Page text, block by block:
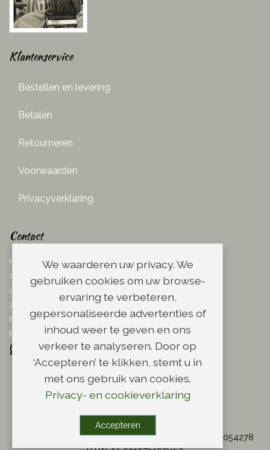
Klantenservice
Bestellen en levering
Betalen
Retourneren
Voorwaarden
Privacyverklaring
Contact
Ketelboetersteeg 29
2311 TN Leiden
dins. - vrij. 08.00 - 17.00 uur
zaterdag 08.00 - 13.00 uur
Email:info@scheerwinkel.nl
Bel: 071 - 5128188
Copyright
© Copyright 2004 - 2026 Scheerwinkel.nl - KvK: 28054278
We waarderen uw privacy. We
gebruiken cookies om uw browse-
ervaring te verbeteren,
gepersonaliseerde advertenties of
inhoud weer te geven en ons
verkeer te analyseren. Door op
‘Accepteren’ te klikken, stemt u in
met ons gebruik van cookies.
Privacy- en cookieverklaring
Accepteren